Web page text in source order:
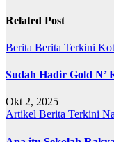
Related Post
Berita Berita Terkini
Sudah Hadir Gold N’
Okt 2, 2025
Artikel Berita Terkini